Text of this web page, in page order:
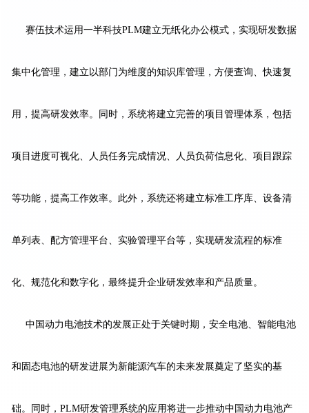
赛伍技术运用一半科技PLM建立无纸化办公模式，实现研发数据
集中化管理，建立以部门为维度的知识库管理，方便查询、快速复
用，提高研发效率。同时，系统将建立完善的项目管理体系，包括
项目进度可视化、人员任务完成情况、人员负荷信息化、项目跟踪
等功能，提高工作效率。此外，系统还将建立标准工序库、设备清
单列表、配方管理平台、实验管理平台等，实现研发流程的标准
化、规范化和数字化，最终提升企业研发效率和产品质量。
中国动力电池技术的发展正处于关键时期，安全电池、智能电池
和固态电池的研发进展为新能源汽车的未来发展奠定了坚实的基
础。同时，PLM研发管理系统的应用将进一步推动中国动力电池产